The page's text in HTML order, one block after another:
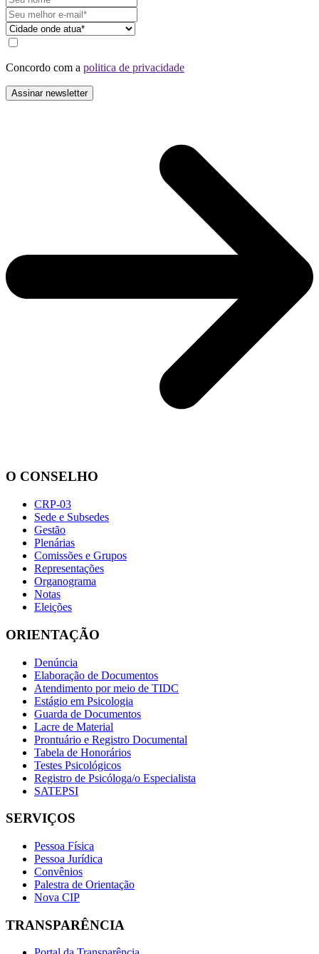
Concordo com a politica de privacidade
O CONSELHO
CRP-03
Sede e Subsedes
Gestão
Plenárias
Comissões e Grupos
Representações
Organograma
Notas
Eleições
ORIENTAÇÃO
Denúncia
Elaboração de Documentos
Atendimento por meio de TIDC
Estágio em Psicologia
Guarda de Documentos
Lacre de Material
Prontuário e Registro Documental
Tabela de Honorários
Testes Psicológicos
Registro de Psicóloga/o Especialista
SATEPSI
SERVIÇOS
Pessoa Física
Pessoa Jurídica
Convênios
Palestra de Orientação
Nova CIP
TRANSPARÊNCIA